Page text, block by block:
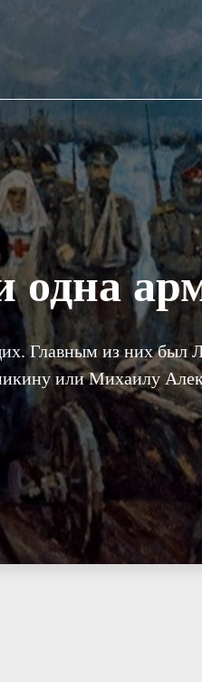
одна
Главным из них был
или Михаилу